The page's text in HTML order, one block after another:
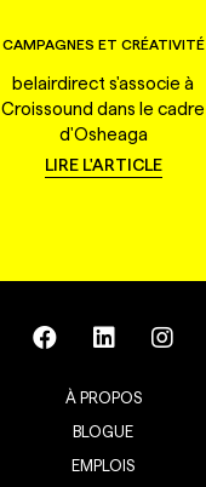
CAMPAGNES ET CRÉATIVITÉ
belairdirect s'associe à
Croissound dans le cadre
d'Osheaga
LIRE L'ARTICLE
À PROPOS
BLOGUE
EMPLOIS